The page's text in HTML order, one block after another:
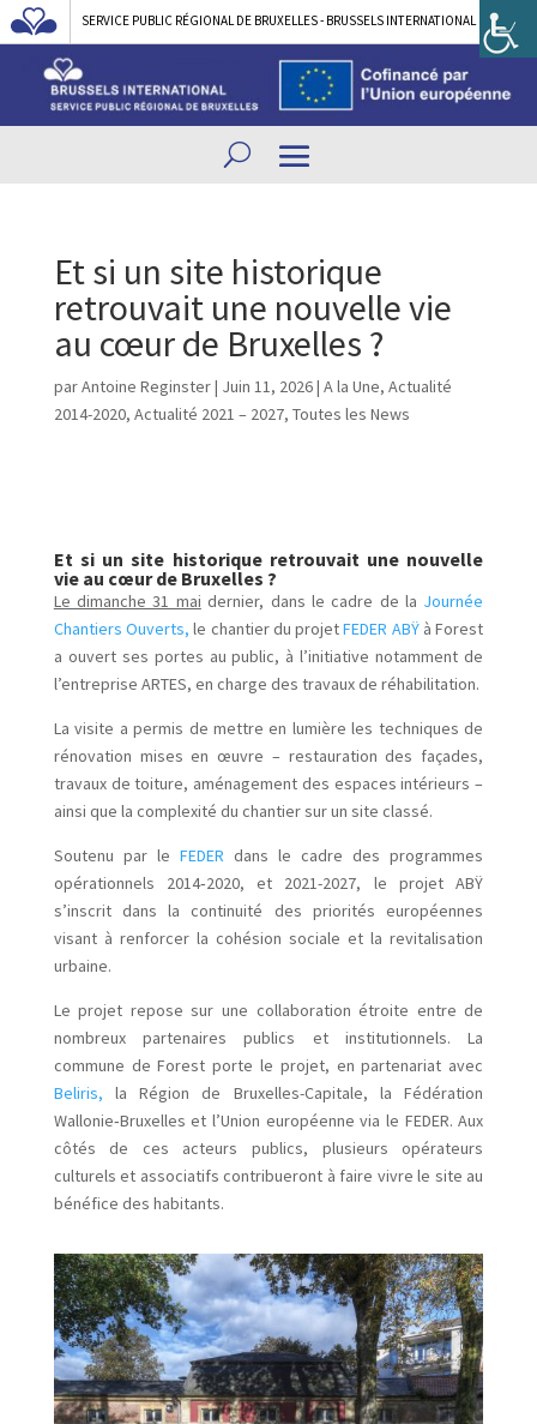
SERVICE PUBLIC RÉGIONAL DE BRUXELLES - BRUSSELS INTERNATIONAL
Et si un site historique
retrouvait une nouvelle vie
au cœur de Bruxelles ?
parAntoine Reginster| Juin 11, 2026| A la Une, Actualité
2014-2020, Actualité 2021 – 2027, Toutes les News
Et si un site historique retrouvait une nouvelle
vie au cœur de Bruxelles ?
Le dimanche 31 mai dernier, dans le cadre de la Journée
Chantiers Ouverts, le chantier du projetFEDER ABŸà Forest
a ouvert ses portes au public, à l’initiative notamment de
l’entreprise ARTES, en charge des travaux de réhabilitation.
La visite a permis de mettre en lumière les techniques de
rénovation mises en œuvre – restauration des façades,
travaux de toiture, aménagement des espaces intérieurs –
ainsi que la complexité du chantier sur un site classé.
Soutenu par le FEDER dans le cadre des programmes
opérationnels 2014‑2020, et 2021-2027, le projet ABŸ
s’inscrit dans la continuité des priorités européennes
visant à renforcer la cohésion sociale et la revitalisation
urbaine.
Le projet repose sur une collaboration étroite entre de
nombreux partenaires publics et institutionnels. La
commune de Forest porte le projet, en partenariat avec
Beliris, la Région de Bruxelles-Capitale, la Fédération
Wallonie‑Bruxelles et l’Union européenne via le FEDER. Aux
côtés de ces acteurs publics, plusieurs opérateurs
culturels et associatifs contribueront à faire vivre le site au
bénéfice des habitants.